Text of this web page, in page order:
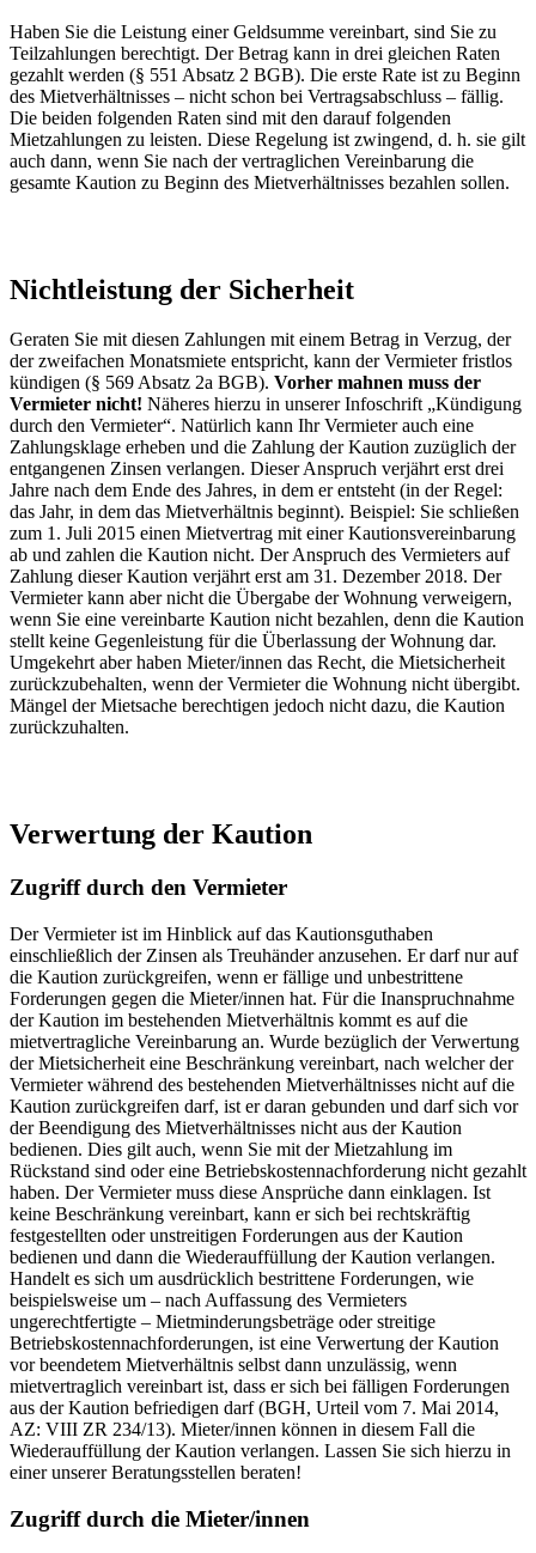
Haben Sie die Leistung einer Geldsumme vereinbart, sind Sie zu
Teilzahlungen berechtigt. Der Betrag kann in drei gleichen Raten
gezahlt werden (§ 551 Absatz 2 BGB). Die erste Rate ist zu Beginn
des Mietverhältnisses – nicht schon bei Vertragsabschluss – fällig.
Die beiden folgenden Raten sind mit den darauf folgenden
Mietzahlungen zu leisten. Diese Regelung ist zwingend, d. h. sie gilt
auch dann, wenn Sie nach der vertraglichen Vereinbarung die
gesamte Kaution zu Beginn des Mietverhältnisses bezahlen sollen.
Nichtleistung der Sicherheit
Geraten Sie mit diesen Zahlungen mit einem Betrag in Verzug, der
der zweifachen Monatsmiete entspricht, kann der Vermieter fristlos
kündigen (§ 569 Absatz 2a BGB). Vorher mahnen muss der
Vermieter nicht! Näheres hierzu in unserer Infoschrift „Kündigung
durch den Vermieter“. Natürlich kann Ihr Vermieter auch eine
Zahlungsklage erheben und die Zahlung der Kaution zuzüglich der
entgangenen Zinsen verlangen. Dieser Anspruch verjährt erst drei
Jahre nach dem Ende des Jahres, in dem er entsteht (in der Regel:
das Jahr, in dem das Mietverhältnis beginnt). Beispiel: Sie schließen
zum 1. Juli 2015 einen Mietvertrag mit einer Kautionsvereinbarung
ab und zahlen die Kaution nicht. Der Anspruch des Vermieters auf
Zahlung dieser Kaution verjährt erst am 31. Dezember 2018. Der
Vermieter kann aber nicht die Übergabe der Wohnung verweigern,
wenn Sie eine vereinbarte Kaution nicht bezahlen, denn die Kaution
stellt keine Gegenleistung für die Überlassung der Wohnung dar.
Umgekehrt aber haben Mieter/innen das Recht, die Mietsicherheit
zurückzubehalten, wenn der Vermieter die Wohnung nicht übergibt.
Mängel der Mietsache berechtigen jedoch nicht dazu, die Kaution
zurückzuhalten.
Verwertung der Kaution
Zugriff durch den Vermieter
Der Vermieter ist im Hinblick auf das Kautionsguthaben
einschließlich der Zinsen als Treuhänder anzusehen. Er darf nur auf
die Kaution zurückgreifen, wenn er fällige und unbestrittene
Forderungen gegen die Mieter/innen hat. Für die Inanspruchnahme
der Kaution im bestehenden Mietverhältnis kommt es auf die
mietvertragliche Vereinbarung an. Wurde bezüglich der Verwertung
der Mietsicherheit eine Beschränkung vereinbart, nach welcher der
Vermieter während des bestehenden Mietverhältnisses nicht auf die
Kaution zurückgreifen darf, ist er daran gebunden und darf sich vor
der Beendigung des Mietverhältnisses nicht aus der Kaution
bedienen. Dies gilt auch, wenn Sie mit der Mietzahlung im
Rückstand sind oder eine Betriebskostennachforderung nicht gezahlt
haben. Der Vermieter muss diese Ansprüche dann einklagen. Ist
keine Beschränkung vereinbart, kann er sich bei rechtskräftig
festgestellten oder unstreitigen Forderungen aus der Kaution
bedienen und dann die Wiederauffüllung der Kaution verlangen.
Handelt es sich um ausdrücklich bestrittene Forderungen, wie
beispielsweise um – nach Auffassung des Vermieters
ungerechtfertigte – Mietminderungsbeträge oder streitige
Betriebskostennachforderungen, ist eine Verwertung der Kaution
vor beendetem Mietverhältnis selbst dann unzulässig, wenn
mietvertraglich vereinbart ist, dass er sich bei fälligen Forderungen
aus der Kaution befriedigen darf (BGH, Urteil vom 7. Mai 2014,
AZ: VIII ZR 234/13). Mieter/innen können in diesem Fall die
Wiederauffüllung der Kaution verlangen. Lassen Sie sich hierzu in
einer unserer Beratungsstellen beraten!
Zugriff durch die Mieter/innen